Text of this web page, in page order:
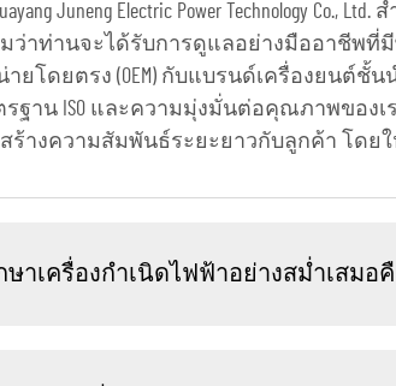
Juneng Electric Power Technology
ว่าท่านจะได้รับการดูแลอย่างมืออาชีพที่
ยโดยตรง (OEM) กับแบรนด์เครื่องยนต์
ฐาน ISO และความมุ่งมั่นต่อคุณภาพของ
ร้างความสัมพันธ์ระยะยาวกับลูกค้า โด
าเครื่องกำเนิดไฟฟ้าอย่างสม่ำเสมอ